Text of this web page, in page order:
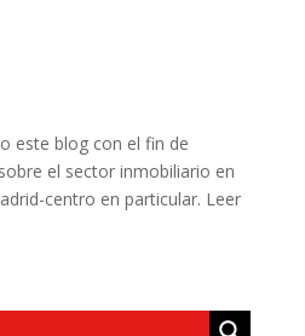
este blog con el fin de
el sector inmobiliario en
centro en particular. Leer